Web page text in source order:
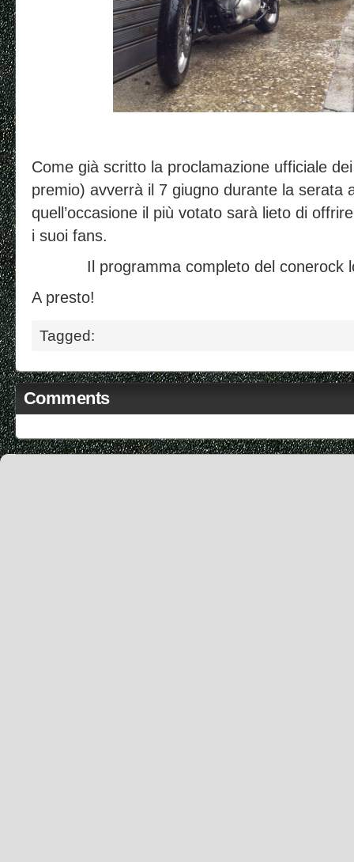
Come già scritto la proclamazione ufficiale
premio) avverrà il 7 giugno durante la serata
quell’occasione il più votato sarà lieto di
i suoi fans.
Il programma completo del conerock
A presto!
Tagged:
Comments